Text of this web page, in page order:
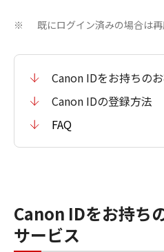
※ 既にログイン済みの場合は再
Canon IDをお持ちの
Canon IDの登録方法
FAQ
Canon IDをお持ち
サービス